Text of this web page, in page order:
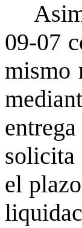
09-07
mismo
solicita
el